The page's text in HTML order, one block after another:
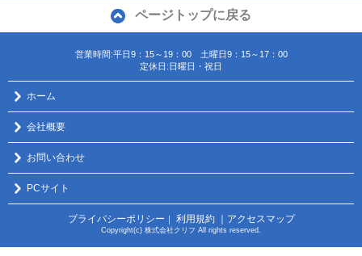
ページトップに戻る
営業時間:平日9：15～19：00 土曜日9：15～17：00
定休日:日曜日・祝日
ホーム
会社概要
お問い合わせ
PCサイト
プライバシーポリシー ｜ 利用規約 ｜アクセスマップ
Copyright(c) 株式会社クリフ All rights reserved.